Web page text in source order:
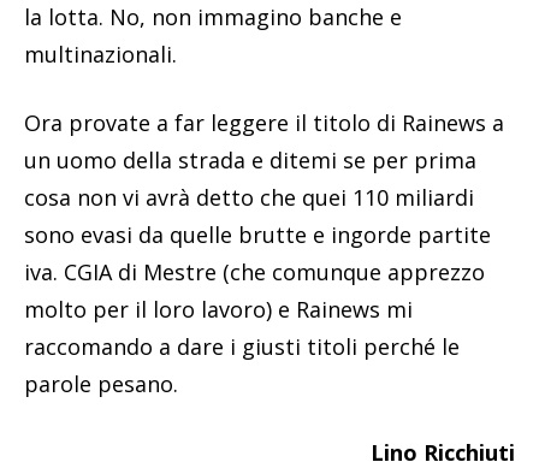
la lotta. No, non immagino banche e
multinazionali.
Ora provate a far leggere il titolo di Rainews a
un uomo della strada e ditemi se per prima
cosa non vi avrà detto che quei 110 miliardi
sono evasi da quelle brutte e ingorde partite
iva. CGIA di Mestre (che comunque apprezzo
molto per il loro lavoro) e Rainews mi
raccomando a dare i giusti titoli perché le
parole pesano.
Lino Ricchiuti